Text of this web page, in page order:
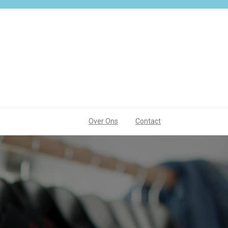
Over Ons Contact